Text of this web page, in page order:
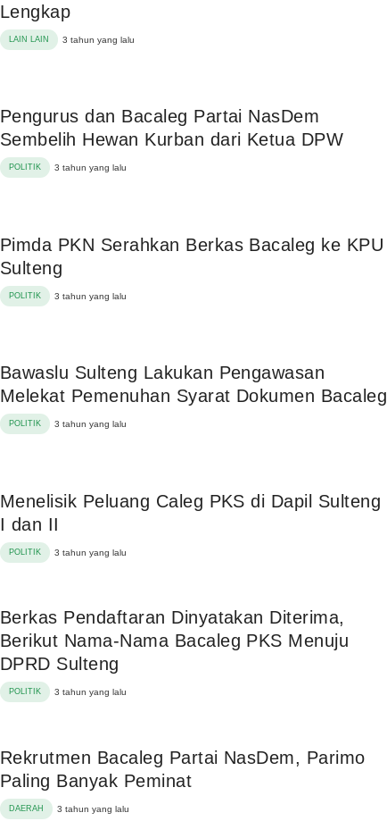
Lengkap
LAIN LAIN 3 tahun yang lalu
Pengurus dan Bacaleg Partai NasDem
Sembelih Hewan Kurban dari Ketua DPW
POLITIK 3 tahun yang lalu
Pimda PKN Serahkan Berkas Bacaleg ke KPU
Sulteng
POLITIK 3 tahun yang lalu
Bawaslu Sulteng Lakukan Pengawasan
Melekat Pemenuhan Syarat Dokumen Bacaleg
POLITIK 3 tahun yang lalu
Menelisik Peluang Caleg PKS di Dapil Sulteng
I dan II
POLITIK 3 tahun yang lalu
Berkas Pendaftaran Dinyatakan Diterima,
Berikut Nama-Nama Bacaleg PKS Menuju
DPRD Sulteng
POLITIK 3 tahun yang lalu
Rekrutmen Bacaleg Partai NasDem, Parimo
Paling Banyak Peminat
DAERAH 3 tahun yang lalu